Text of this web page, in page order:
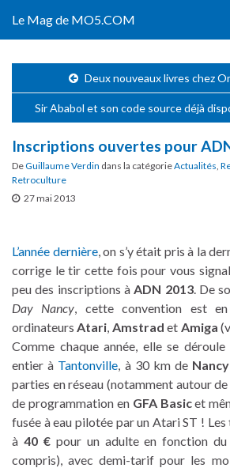
Le Mag de MO5.COM
Deux nouveaux livres chez
Sir Ababol et son code source déjà
Inscriptions ouvertes pour
DeGuillaume Verdin dans la catégorieActualités,
Retroculture
27 mai 2013
L’année dernière, on s’y était pris à la
corrige le tir cette fois pour vous
peu des inscriptions àADN 2013. De
Day Nancy, cette convention est
ordinateursAtari, Amstrad et Amiga
Comme chaque année, elle se
entier à Tantonville, à 30 km de Nancy
parties en réseau (notamment autour de
de programmation en GFA Basicet
fusée à eau pilotée par un Atari ST !
à 40 €pour un adulte en fonction du
compris), avec demi-tarif pour les